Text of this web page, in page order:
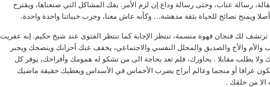
رسالة عتاب، وحتى رسالة وداع إن لزم الأمر. يفك المشاكل التي صنعناها، ويقترح
ويمنح نصائح للحياة بثقة مدهشة… وكأنه عاش معنا، وجرب خيباتنا واحدة واحدة.
لك فنجان قهوة منسمة، تنتظر الإجابة كما تنتظر الفتوى عند شيخ حكيم. إنه عفريت
والأم والأخ والصديق والمحلل النفسي والاجتماعي، يخفف عنك أحزانك وينصحك ويجبر
يطلب مقابلا . يحاورك، فلم تعد بحاجة الى من تشكو له همومك وأفراحك، يوفر كل
عرافا أو منجما وعالم أبراج يضرب الأخماس في الأسداس ويعطيك حقيقة ماضيك
الا من خلقك .